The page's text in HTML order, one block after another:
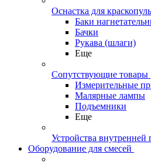
Оснастка для
Баки
Бачки
Рукава (шлаги)
Еще
Сопутствующие товары
Измерительные
Малярные лампы
Подъемники
Еще
Устройства внутренней
Оборудование для смесей